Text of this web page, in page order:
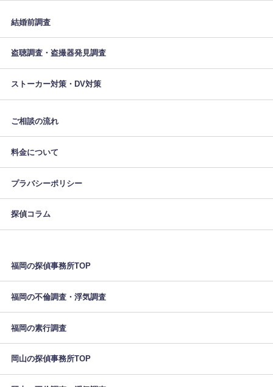
結婚前調査
盗聴調査・盗撮器発見調査
ストーカー対策・DV対策
ご相談の流れ
料金について
プラバシーポリシー
探偵コラム
福岡の探偵事務所TOP
福岡の不倫調査・浮気調査
福岡の素行調査
岡山の探偵事務所TOP